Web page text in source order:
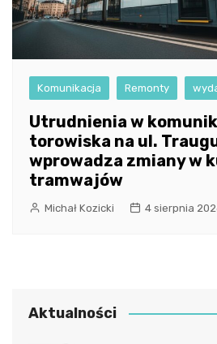
Komunikacja Remonty
Utrudnienia w
torowiska na ul.
wprowadza zmiany w
tramwajów
Michał Kozicki 4 sierpnia
Aktualności